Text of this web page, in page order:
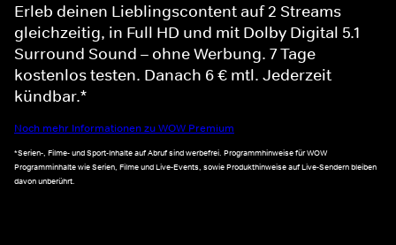
Erleb deinen Lieblingscontent auf 2 Streams
gleichzeitig, in Full HD und mit Dolby Digital 5.1
Surround Sound – ohne Werbung. 7 Tage
kostenlos testen. Danach 6 € mtl. Jederzeit
kündbar.*
Noch mehr Informationen zu WOW Premium
*Serien-, Filme- und Sport-Inhalte auf Abruf sind werbefrei. Programmhinweise für WOW
Programminhalte wie Serien, Filme und Live-Events, sowie Produkthinweise auf Live-Sendern bleiben
davon unberührt.